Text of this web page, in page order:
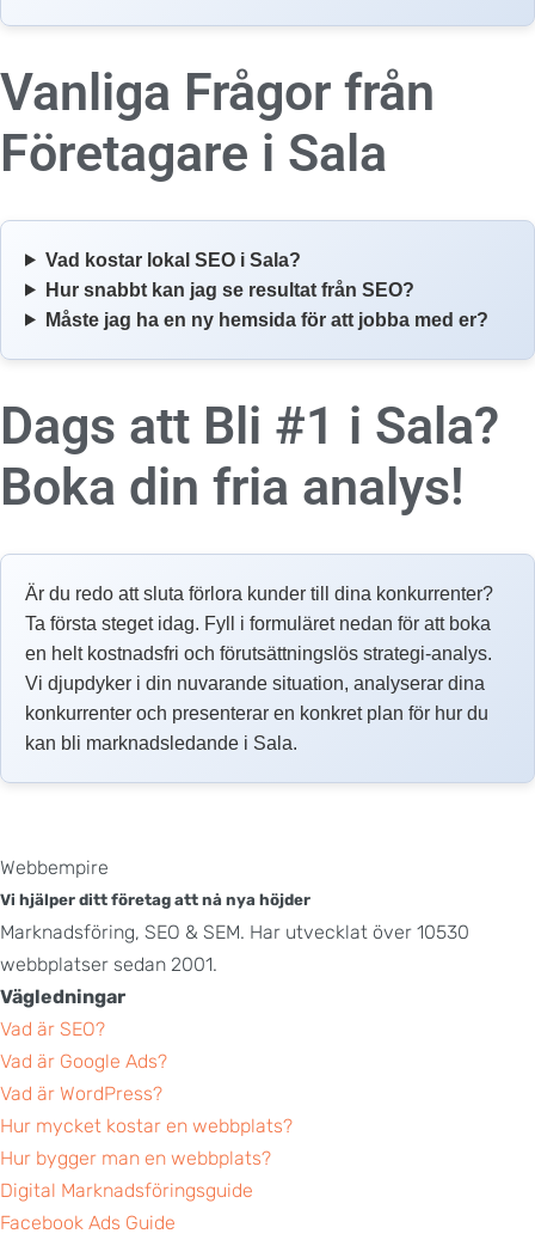
Vanliga Frågor från
Företagare i Sala
Vad kostar lokal SEO i Sala?
Hur snabbt kan jag se resultat från SEO?
Måste jag ha en ny hemsida för att jobba med er?
Dags att Bli #1 i Sala?
Boka din fria analys!
Är du redo att sluta förlora kunder till dina konkurrenter?
Ta första steget idag. Fyll i formuläret nedan för att boka
en helt kostnadsfri och förutsättningslös strategi-analys.
Vi djupdyker i din nuvarande situation, analyserar dina
konkurrenter och presenterar en konkret plan för hur du
kan bli marknadsledande i Sala.
Webbempire
Vi hjälper ditt företag att nå nya höjder
Marknadsföring, SEO & SEM. Har utvecklat över 10530
webbplatser sedan 2001.
Vägledningar
Vad är SEO?
Vad är Google Ads?
Vad är WordPress?
Hur mycket kostar en webbplats?
Hur bygger man en webbplats?
Digital Marknadsföringsguide
Facebook Ads Guide